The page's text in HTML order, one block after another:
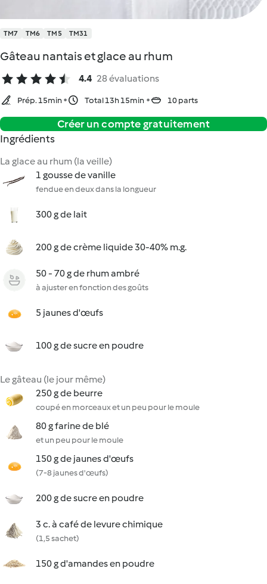
TM7 TM6 TM5 TM31
Gâteau nantais et glace au rhum
4.4 28 évaluations
Prép. 15min Total 13h 15min 10 parts
Créer un compte gratuitement
Ingrédients
La glace au rhum (la veille)
1 gousse de vanille
fendue en deux dans la longueur
300 g de lait
200 g de crème liquide 30-40% m.g.
50 - 70 g de rhum ambré
à ajuster en fonction des goûts
5 jaunes d'œufs
100 g de sucre en poudre
Le gâteau (le jour même)
250 g de beurre
coupé en morceaux et un peu pour le moule
80 g farine de blé
et un peu pour le moule
150 g de jaunes d'œufs
(7-8 jaunes d'œufs)
200 g de sucre en poudre
3 c. à café de levure chimique
(1,5 sachet)
150 g d'amandes en poudre